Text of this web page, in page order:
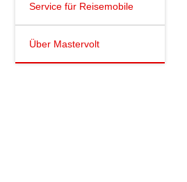
Service für Reisemobile
Über Mastervolt